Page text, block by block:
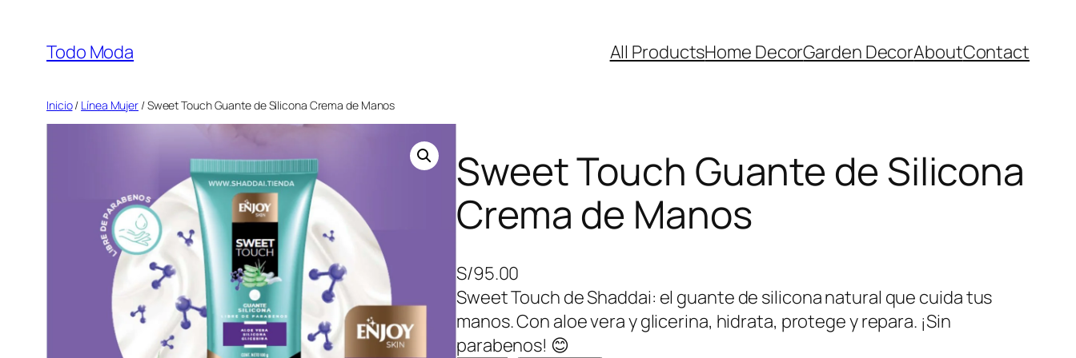
contenido
Todo Moda All ProductsHome DecorGarden DecorAboutContact
Inicio/ Línea Mujer / Sweet Touch Guante de Silicona Crema de Manos
Sweet Touch Guante de Silicona
Crema de Manos
S/95.00
Sweet Touch de Shaddai: el guante de silicona natural que cuida tus
manos. Con aloe vera y glicerina, hidrata, protege y repara. ¡Sin
parabenos! 😊